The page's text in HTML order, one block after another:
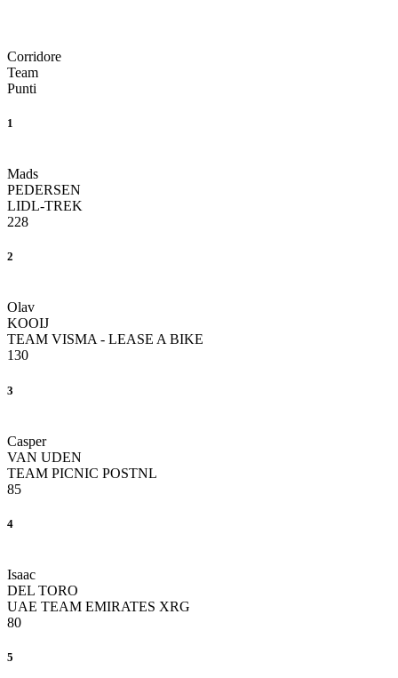
Corridore
Team
Punti
1
Mads
PEDERSEN
LIDL-TREK
228
2
Olav
KOOIJ
TEAM VISMA - LEASE A BIKE
130
3
Casper
VAN UDEN
TEAM PICNIC POSTNL
85
4
Isaac
DEL TORO
UAE TEAM EMIRATES XRG
80
5